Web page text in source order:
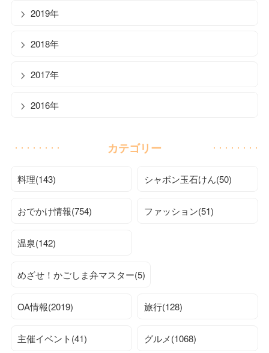
2019年
2018年
2017年
2016年
カテゴリー
料理(143) シャボン玉石けん(50)
おでかけ情報(754) ファッション(51)
温泉(142)
めざせ！かごしま弁マスター(5)
OA情報(2019) 旅行(128)
主催イベント(41) グルメ(1068)